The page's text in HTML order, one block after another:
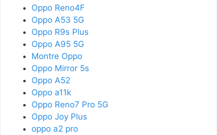
Oppo Reno4F
Oppo A53 5G
Oppo R9s Plus
Oppo A95 5G
Montre Oppo
Oppo Mirror 5s
Oppo A52
Oppo a11k
Oppo Reno7 Pro 5G
Oppo Joy Plus
oppo a2 pro